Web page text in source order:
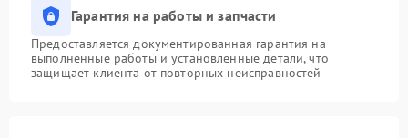
Гарантия на работы и запчасти
Предоставляется документированная гарантия на
выполненные работы и установленные детали, что
защищает клиента от повторных неисправностей